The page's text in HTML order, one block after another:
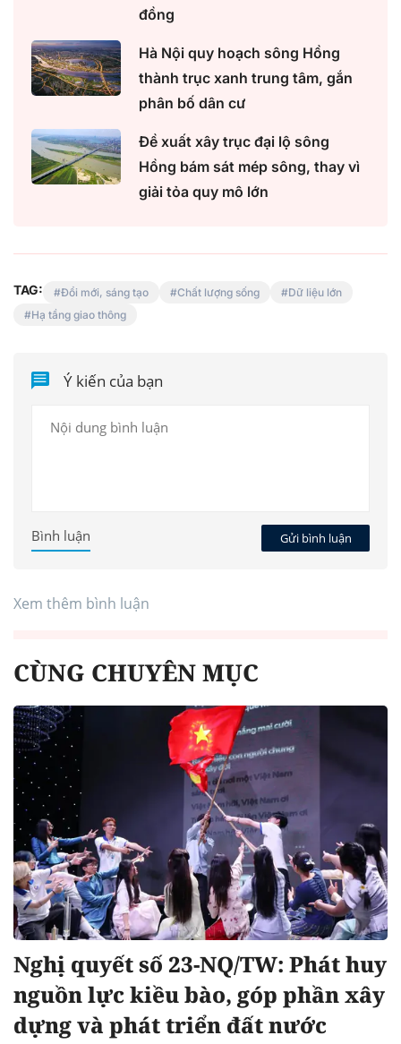
đồng
Hà Nội quy hoạch sông Hồng
thành trục xanh trung tâm, gắn
phân bố dân cư
Đề xuất xây trục đại lộ sông
Hồng bám sát mép sông, thay vì
giải tỏa quy mô lớn
TAG: Đổi mới, sáng tạo Chất lượng sống
Dữ liệu lớn
Hạ tầng giao thông
Ý kiến của bạn
Gửi bình luận
Bình luận
Xem thêm bình luận
CÙNG CHUYÊN MỤC
Nghị quyết số 23-NQ/TW: Phát huy
nguồn lực kiều bào, góp phần xây
dựng và phát triển đất nước